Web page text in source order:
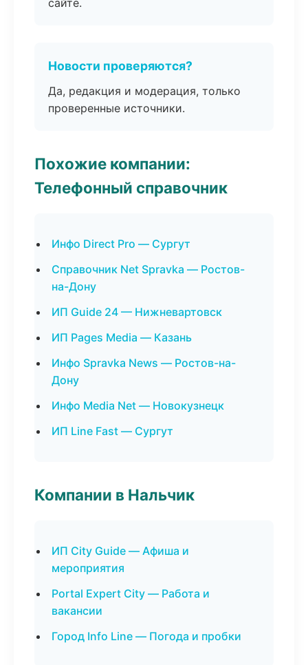
сайте.
Новости проверяются?
Да, редакция и модерация, только
проверенные источники.
Похожие компании:
Телефонный справочник
Инфо Direct Pro — Сургут
Справочник Net Spravka — Ростов-
на-Дону
ИП Guide 24 — Нижневартовск
ИП Pages Media — Казань
Инфо Spravka News — Ростов-на-
Дону
Инфо Media Net — Новокузнецк
ИП Line Fast — Сургут
Компании в Нальчик
ИП City Guide — Афиша и
мероприятия
Portal Expert City — Работа и
вакансии
Город Info Line — Погода и пробки